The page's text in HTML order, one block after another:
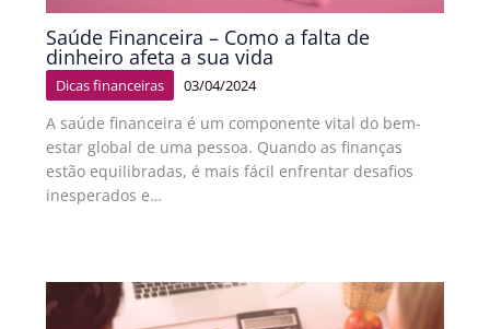
Saúde Financeira – Como a falta de
dinheiro afeta a sua vida
Dicas financeiras 03/04/2024
A saúde financeira é um componente vital do bem-
estar global de uma pessoa. Quando as finanças
estão equilibradas, é mais fácil enfrentar desafios
inesperados e…